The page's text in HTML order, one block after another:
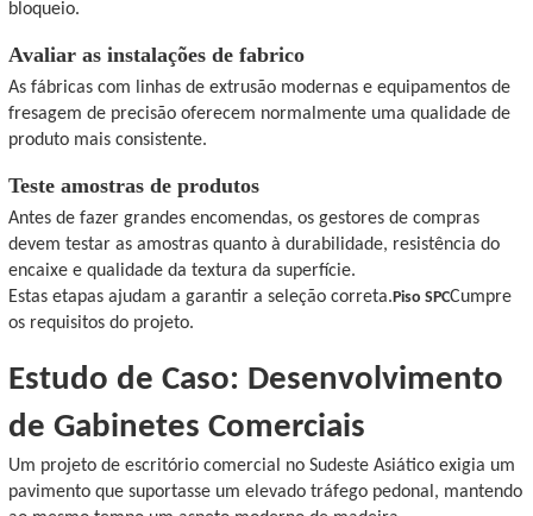
bloqueio.
Avaliar as instalações de fabrico
As fábricas com linhas de extrusão modernas e equipamentos de
fresagem de precisão oferecem normalmente uma qualidade de
produto mais consistente.
Teste amostras de produtos
Antes de fazer grandes encomendas, os gestores de compras
devem testar as amostras quanto à durabilidade, resistência do
encaixe e qualidade da textura da superfície.
Estas etapas ajudam a garantir a seleção correta.Piso SPCCumpre
os requisitos do projeto.
Estudo de Caso: Desenvolvimento
de Gabinetes Comerciais
Um projeto de escritório comercial no Sudeste Asiático exigia um
pavimento que suportasse um elevado tráfego pedonal, mantendo